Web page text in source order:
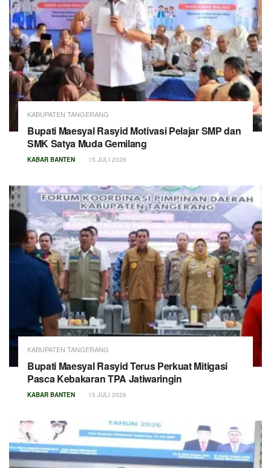
KABUPATEN TANGERANG
Bupati Maesyal Rasyid Motivasi Pelajar SMP dan
SMK Satya Muda Gemilang
KABAR BANTEN 15 JULI 2026
KABUPATEN TANGERANG
Bupati Maesyal Rasyid Terus Perkuat Mitigasi
Pasca Kebakaran TPA Jatiwaringin
KABAR BANTEN 15 JULI 2026